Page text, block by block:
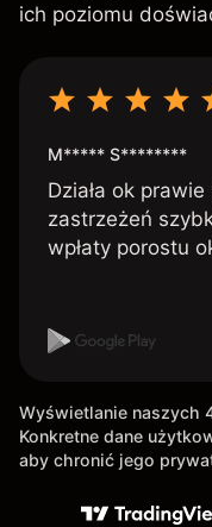
ich poziomu
M***** S********
Działa ok
zastrzeżeń
wpłaty porostu
Wyświetlanie naszych
Konkretne dane
aby chronić jego